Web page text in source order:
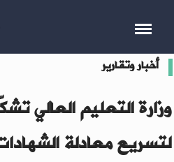
أخبار وتقارير
وزارة التعليم العالي
لتسريع معادلة